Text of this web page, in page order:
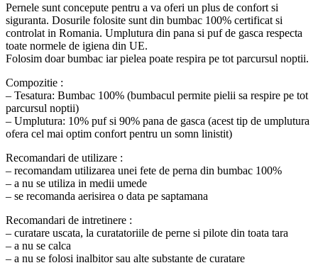
Pernele sunt concepute pentru a va oferi un plus de confort si
siguranta. Dosurile folosite sunt din bumbac 100% certificat si
controlat in Romania. Umplutura din pana si puf de gasca respecta
toate normele de igiena din UE.
Folosim doar bumbac iar pielea poate respira pe tot parcursul noptii.
Compozitie :
– Tesatura: Bumbac 100% (bumbacul permite pielii sa respire pe tot
parcursul noptii)
– Umplutura: 10% puf si 90% pana de gasca (acest tip de umplutura
ofera cel mai optim confort pentru un somn linistit)
Recomandari de utilizare :
– recomandam utilizarea unei fete de perna din bumbac 100%
– a nu se utiliza in medii umede
– se recomanda aerisirea o data pe saptamana
Recomandari de intretinere :
– curatare uscata, la curatatoriile de perne si pilote din toata tara
– a nu se calca
– a nu se folosi inalbitor sau alte substante de curatare